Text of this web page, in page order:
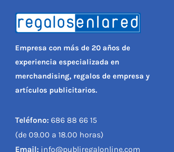
Empresa con más de 20 años de
experiencia especializada en
merchandising, regalos de empresa y
artículos publicitarios.
Teléfono:686 88 66 15
(de 09.00 a 18.00 horas)
Email:info@publiregalonline.com